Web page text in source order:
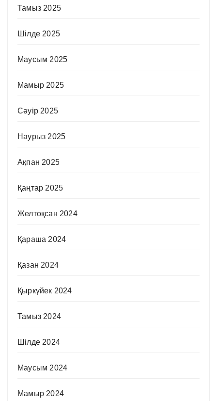
Тамыз 2025
Шілде 2025
Маусым 2025
Мамыр 2025
Сәуір 2025
Наурыз 2025
Ақпан 2025
Қаңтар 2025
Желтоқсан 2024
Қараша 2024
Қазан 2024
Қыркүйек 2024
Тамыз 2024
Шілде 2024
Маусым 2024
Мамыр 2024